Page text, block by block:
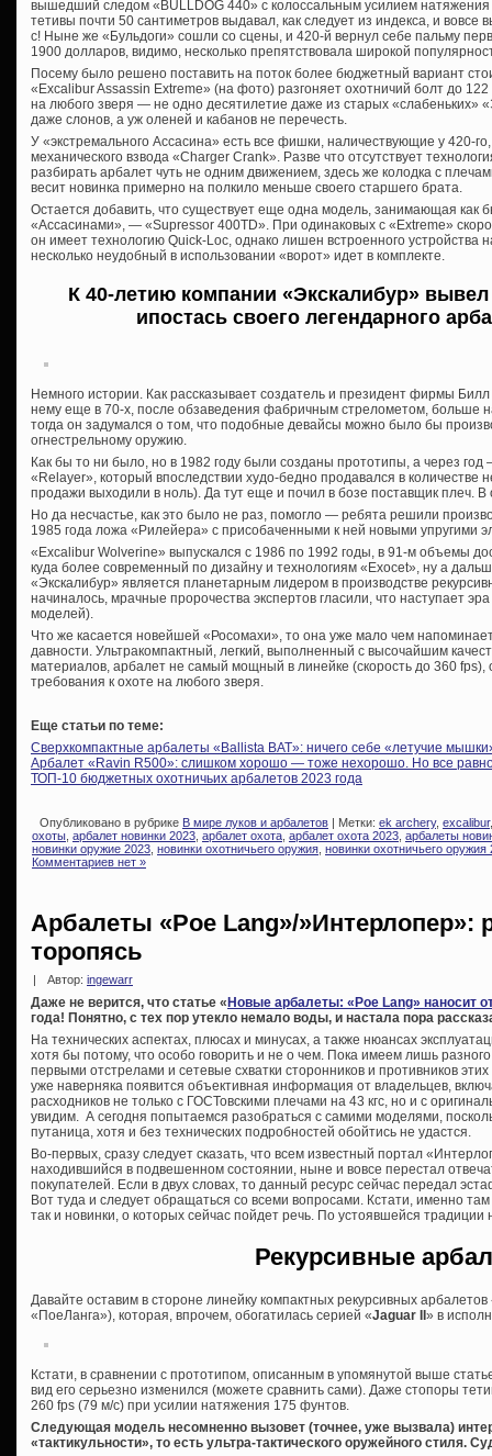
вышедший следом «BULLDOG 440» с колоссальным усилием
тетивы почти 50 сантиметров выдавал, как следует из индекса, и
с! Ныне же «Бульдоги» сошли со сцены, и 420-й вернул себе пальму
1900 долларов, видимо, несколько препятствовала широкой
Посему было решено поставить на поток более бюджетный вариант
«Excalibur Assassin Extreme» (на фото) разгоняет охотничий болт до 122
на любого зверя — не одно десятилетие даже из старых «слабеньких»
даже слонов, а уж оленей и кабанов не перечесть.
У «экстремального Ассасина» есть все фишки, наличествующие у 420-
механического взвода «Charger Crank». Разве что отсутствует
разбирать арбалет чуть не одним движением, здесь же колодка с
весит новинка примерно на полкило меньше своего старшего брата.
Остается добавить, что существует еще одна модель, занимающая
«Ассасинами», — «Supressor 400TD». При одинаковых с «Extreme»
он имеет технологию Quick-Loc, однако лишен встроенного
несколько неудобный в использовании «ворот» идет в комплекте.
К 40-летию компании «Экскалибур»
ипостась своего легендарного
Немного истории. Как рассказывает создатель и президент фирмы
нему еще в 70-х, после обзаведения фабричным стрелометом, больше
тогда он задумался о том, что подобные девайсы можно было бы
огнестрельному оружию.
Как бы то ни было, но в 1982 году были созданы прототипы, а через
«Relayer», который впоследствии худо-бедно продавался в количестве
продажи выходили в ноль). Да тут еще и почил в бозе поставщик плеч.
Но да несчастье, как это было не раз, помогло — ребята решили
1985 года ложа «Рилейера» с присобаченными к ней новыми упругими
«Excalibur Wolverine» выпускался с 1986 по 1992 годы, в 91-м объемы
куда более современный по дизайну и технологиям «Exocet», ну а
«Экскалибур» является планетарным лидером в производстве
начиналось, мрачные пророчества экспертов гласили, что наступает
моделей).
Что же касается новейшей «Росомахи», то она уже мало чем
давности. Ультракомпактный, легкий, выполненный с высочайшим
материалов, арбалет не самый мощный в линейке (скорость до 360 fps),
требования к охоте на любого зверя.
Еще статьи по теме:
Сверхкомпактные арбалеты «Ballista BAT»: ничего себе «летучие
Арбалет «Ravin R500»: слишком хорошо — тоже нехорошо. Но все
ТОП-10 бюджетных охотничьих арбалетов 2023 года
Опубликовано в рубрике В мире луков и арбалетов | Метки: ek archery, excalibur
охоты арбалет новинки 2023 арбалет охота арбалет охота 2023 арбалеты
новинки оружие 2023 новинки охотничьего оружия новинки охотничьего оружия
Комментариев нет »
Арбалеты «Poe Lang»/»Интерлопер»:
торопясь
| Автор: ingewarr
Даже не верится, что статье « Новые арбалеты: «Poe Lang» наносит
года! Понятно, с тех пор утекло немало воды, и настала пора
На технических аспектах, плюсах и минусах, а также нюансах
хотя бы потому, что особо говорить и не о чем. Пока имеем лишь
первыми отстрелами и сетевые схватки сторонников и противников
уже наверняка появится объективная информация от владельцев,
расходников не только с ГОСТовскими плечами на 43 кгс, но и с
увидим. А сегодня попытаемся разобраться с самими моделями,
путаница, хотя и без технических подробностей обойтись не удастся.
Во-первых, сразу следует сказать, что всем известный портал
находившийся в подвешенном состоянии, ныне и вовсе перестал
покупателей. Если в двух словах, то данный ресурс сейчас передал
Вот туда и следует обращаться со всеми вопросами. Кстати, именно
так и новинки, о которых сейчас пойдет речь. По устоявшейся
Рекурсивные
Давайте оставим в стороне линейку компактных рекурсивных
«ПоеЛанга»), которая, впрочем, обогатилась серией «Jaguar II» в
Кстати, в сравнении с прототипом, описанным в упомянутой выше
вид его серьезно изменился (можете сравнить сами). Даже стопоры
260 fps (79 м/с) при усилии натяжения 175 фунтов.
Следующая модель несомненно вызовет (точнее, уже вызвала)
«тактикульности», то есть ультра-тактического оружейного стиля.